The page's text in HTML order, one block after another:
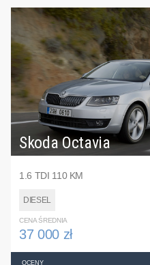
Skoda Octavia
1.6 TDI 110 KM
DIESEL
CENA ŚREDNIA
37 000 zł
OCENY